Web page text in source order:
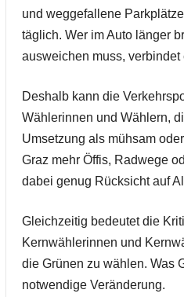
und weggefallene
täglich. Wer im Auto länger
ausweichen muss,
Deshalb kann die
Wählerinnen und Wählern,
Umsetzung als mühsam
Graz mehr Öffis, Radwege
dabei genug Rücksicht auf
Gleichzeitig bedeutet die
Kernwählerinnen und
die Grünen zu wählen. Was
notwendige Veränderung.